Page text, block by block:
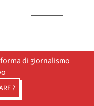
di giornalismo
?